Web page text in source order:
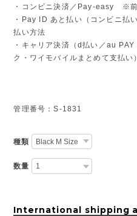
・コンビニ決済／Pay-easy ※
・Pay ID あと払い（コンビニ払
払い方法
・キャリア決済（d払い／au
ク・ワイモバイルまとめて支払い）
管理番号：S-1831
種類
数量
International shipping